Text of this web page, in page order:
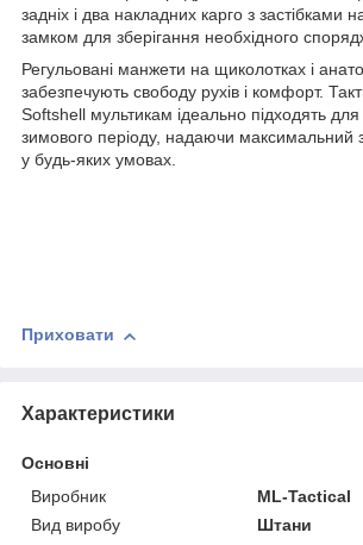
задніх і два накладних карго з застібками
замком для зберігання необхідного
Регульовані манжети на щиколотках і
забезпечують свободу рухів і комфорт.
Softshell мультикам ідеально підходять для
зимового періоду, надаючи максимальний
у будь-яких умовах.
Приховати
Характеристики
Основні
Виробник
ML-Tactical
Вид виробу
Штани